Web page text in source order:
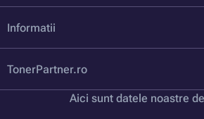
Informatii
TonerPartner.ro
Aici sunt datele noastre